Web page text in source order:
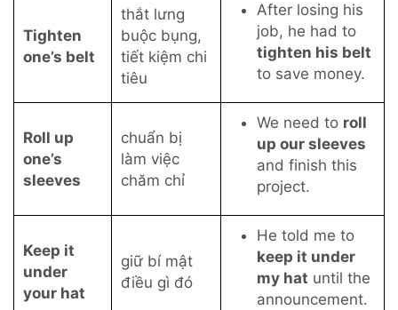
Tighten
one’s belt
thắt lưng
buộc bụng,
tiết kiệm chi
tiêu
After losing his
job, he had to
tighten his belt
to save money.
Roll up
one’s
sleeves
chuẩn bị
làm việc
chăm chỉ
We need to roll
up our sleeves
and finish this
project.
Keep it
under
your hat
giữ bí mật
điều gì đó
He told me to
keep it under
my hat until the
announcement.